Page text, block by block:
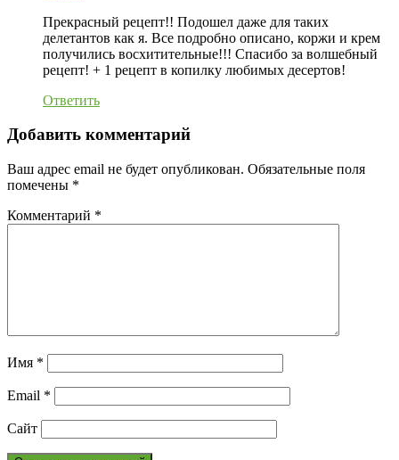
Прекрасный рецепт!! Подошел даже для таких
делетантов как я. Все подробно описано, коржи и крем
получились восхитительные!!! Спасибо за волшебный
рецепт! + 1 рецепт в копилку любимых десертов!
Ответить
Добавить комментарий
Ваш адрес email не будет опубликован. Обязательные поля
помечены *
Комментарий *
Имя *
Email *
Сайт